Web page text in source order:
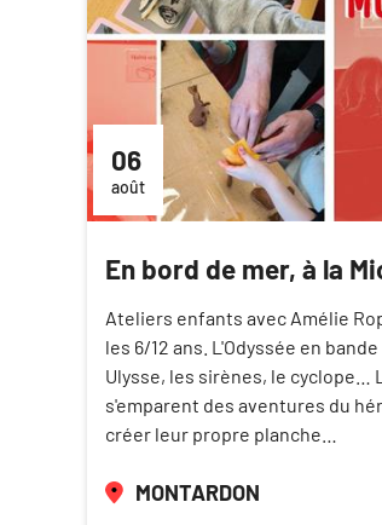
06
août
En bord de mer, à la
Ateliers enfants avec Amélie
les 6/12 ans. L'Odyssée en
Ulysse, les sirènes, le cyclope…
s'emparent des aventures du
créer leur propre planche…
MONTARDON